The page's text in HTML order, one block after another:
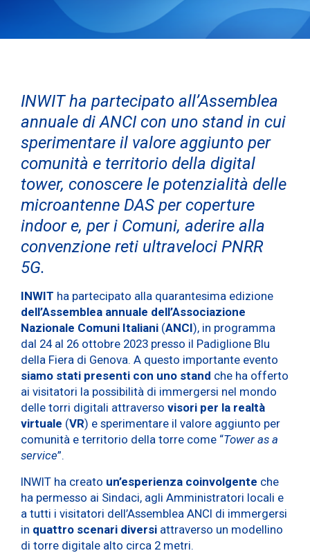
INWIT ha partecipato all’Assemblea
annuale di ANCI con uno stand in cui
sperimentare il valore aggiunto per
comunità e territorio della digital
tower, conoscere le potenzialità delle
microantenne DAS per coperture
indoor e, per i Comuni, aderire alla
convenzione reti ultraveloci PNRR
5G.
INWIT ha partecipato alla quarantesima edizione
dell’Assemblea annuale dell’Associazione
Nazionale Comuni Italiani (ANCI), in programma
dal 24 al 26 ottobre 2023 presso il Padiglione Blu
della Fiera di Genova. A questo importante evento
siamo stati presenti con uno stand che ha offerto
ai visitatori la possibilità di immergersi nel mondo
delle torri digitali attraverso visori per la realtà
virtuale (VR) e sperimentare il valore aggiunto per
comunità e territorio della torre come “Tower as a
service”.
INWIT ha creato un’esperienza coinvolgente che
ha permesso ai Sindaci, agli Amministratori locali e
a tutti i visitatori dell’Assemblea ANCI di immergersi
in quattro scenari diversi attraverso un modellino
di torre digitale alto circa 2 metri.